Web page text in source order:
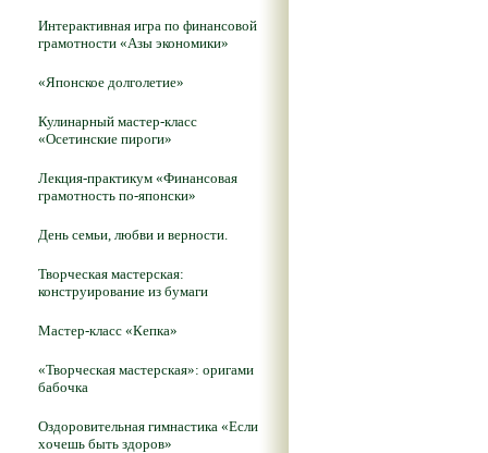
Интерактивная игра по финансовой
грамотности «Азы экономики»
«Японское долголетие»
Кулинарный мастер-класс
«Осетинские пироги»
Лекция-практикум «Финансовая
грамотность по-японски»
День семьи, любви и верности.
Творческая мастерская:
конструирование из бумаги
Мастер-класс «Кепка»
«Творческая мастерская»: оригами
бабочка
Оздоровительная гимнастика «Если
хочешь быть здоров»